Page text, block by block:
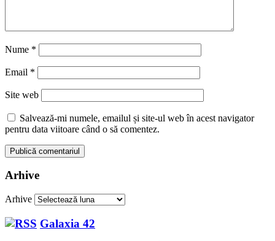
Nume *
Email *
Site web
Salvează-mi numele, emailul și site-ul web în acest navigator
pentru data viitoare când o să comentez.
Arhive
Arhive
Galaxia 42